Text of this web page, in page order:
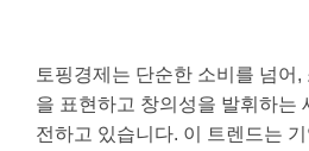
토핑경제는 단순한 소비를 넘어
을 표현하고 창의성을 발휘하는
전하고 있습니다. 이 트렌드는